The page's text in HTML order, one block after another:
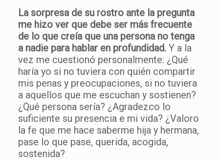
La sorpresa de su rostro ante la pregunta
me hizo ver que debe ser más frecuente
de lo que creía que una persona no tenga
a nadie para hablar en profundidad.Y a la
vez me cuestionó personalmente: ¿Qué
haría yo si no tuviera con quién compartir
mis penas y preocupaciones, si no tuviera
a aquellos que me escuchan y sostienen?
¿Qué persona sería? ¿Agradezco lo
suficiente su presencia e mi vida? ¿Valoro
la fe que me hace saberme hija y hermana,
pase lo que pase, querida, acogida,
sostenida?